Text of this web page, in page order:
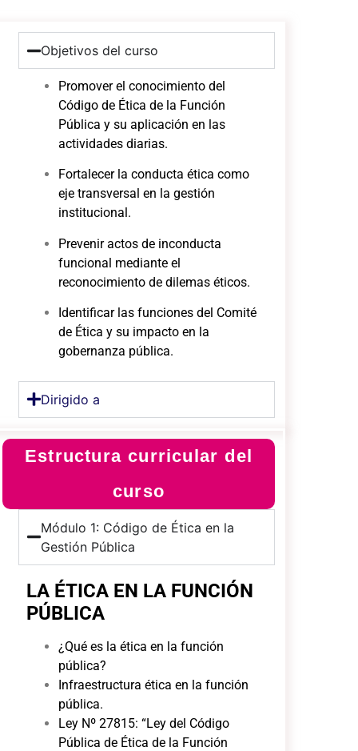
Objetivos del curso
Promover el conocimiento del
Código de Ética de la Función
Pública y su aplicación en las
actividades diarias.
Fortalecer la conducta ética como
eje transversal en la gestión
institucional.
Prevenir actos de inconducta
funcional mediante el
reconocimiento de dilemas éticos.
Identificar las funciones del Comité
de Ética y su impacto en la
gobernanza pública.
Dirigido a
Estructura curricular del
curso
Módulo 1: Código de Ética en la
Gestión Pública
LA ÉTICA EN LA FUNCIÓN
PÚBLICA
¿Qué es la ética en la función
pública?
Infraestructura ética en la función
pública.
Ley Nº 27815: “Ley del Código
Pública de Ética de la Función